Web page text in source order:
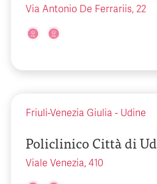
Via Antonio De Ferrariis, 22
Friuli-Venezia Giulia - Udine
Policlinico Città di
Viale Venezia, 410